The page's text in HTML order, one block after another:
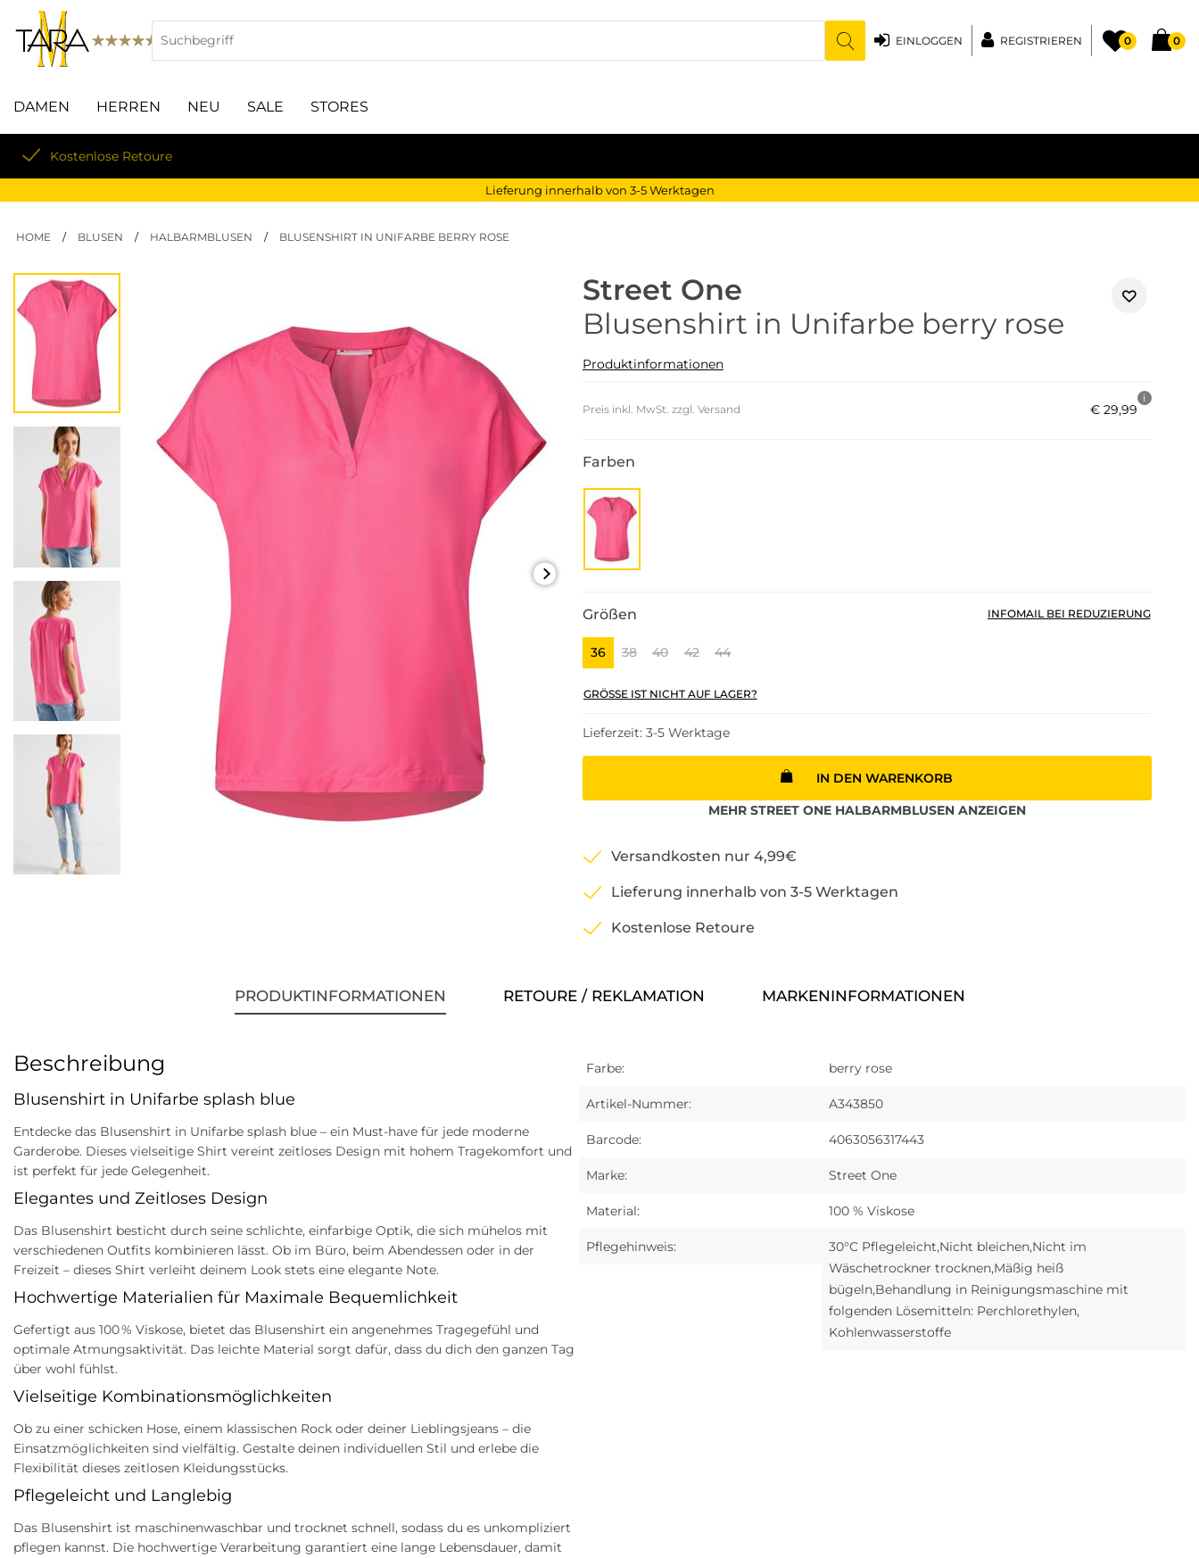
0 0
REGISTRIEREN
EINLOGGEN
DAMEN HERREN NEU SALE STORES
Versandkosten nur 4,99€
Lieferung innerhalb von 3-5 Werktagen
HOME / BLUSEN / HALBARMBLUSEN / BLUSENSHIRT IN UNIFARBE BERRY ROSE
Street One
Blusenshirt in Unifarbe berry rose
Produktinformationen
Preis inkl. MwSt. zzgl. Versand € 29,99
Farben
Größen
36 38 40 42 44
INFOMAIL BEI REDUZIERUNG
GRÖSSE IST NICHT AUF LAGER?
Lieferzeit: 3-5 Werktage
IN DEN WARENKORB
MEHR STREET ONE HALBARMBLUSENANZEIGEN
Versandkosten nur 4,99€
Lieferung innerhalb von 3-5 Werktagen
Kostenlose Retoure
PRODUKTINFORMATIONEN RETOURE / REKLAMATION MARKENINFORMATIONEN
Farbe: berry rose
Artikel-Nummer: A343850
Barcode: 4063056317443
Marke: Street One
Material: 100 % Viskose
Pflegehinweis:
30°C Pflegeleicht,Nicht bleichen,Nicht im
Wäschetrockner trocknen,Mäßig heiß
bügeln,Behandlung in Reinigungsmaschine mit
folgenden Lösemitteln: Perchlorethylen,
Kohlenwasserstoffe
Beschreibung
Blusenshirt in Unifarbe splash blue
Entdecke das Blusenshirt in Unifarbe splash blue – ein Must-have für jede moderne
Garderobe. Dieses vielseitige Shirt vereint zeitloses Design mit hohem Tragekomfort und
ist perfekt für jede Gelegenheit.
Elegantes und Zeitloses Design
Das Blusenshirt besticht durch seine schlichte, einfarbige Optik, die sich mühelos mit
verschiedenen Outfits kombinieren lässt. Ob im Büro, beim Abendessen oder in der
Freizeit – dieses Shirt verleiht deinem Look stets eine elegante Note.
Hochwertige Materialien für Maximale Bequemlichkeit
Gefertigt aus 100 % Viskose, bietet das Blusenshirt ein angenehmes Tragegefühl und
optimale Atmungsaktivität. Das leichte Material sorgt dafür, dass du dich den ganzen Tag
über wohl fühlst.
Vielseitige Kombinationsmöglichkeiten
Ob zu einer schicken Hose, einem klassischen Rock oder deiner Lieblingsjeans – die
Einsatzmöglichkeiten sind vielfältig. Gestalte deinen individuellen Stil und erlebe die
Flexibilität dieses zeitlosen Kleidungsstücks.
Pflegeleicht und Langlebig
Das Blusenshirt ist maschinenwaschbar und trocknet schnell, sodass du es unkompliziert
pflegen kannst. Die hochwertige Verarbeitung garantiert eine lange Lebensdauer, damit